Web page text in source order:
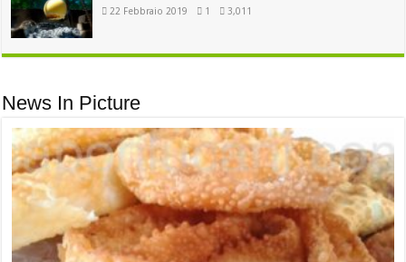
22 Febbraio 2019 1 3,011
News In Picture